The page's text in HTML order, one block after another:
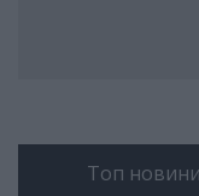
Топ новини